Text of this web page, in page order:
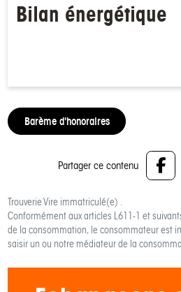
Bilan énergétique
Barème d'honoraires
Partager ce contenu
Trouverie Vire immatriculé(e) .
Conformément aux articles L611-1 et
de la consommation, le consommateur est
saisir un ou notre médiateur de la